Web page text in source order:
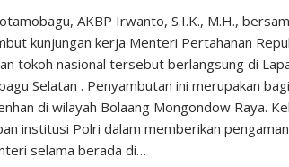
AKBP Irwanto, S.I.K., M.H.,
kunjungan kerja Menteri Pertahanan
tokoh nasional tersebut berlangsung di
Selatan . Penyambutan ini merupakan
di wilayah Bolaang Mongondow Raya.
institusi Polri dalam memberikan
selama berada di…